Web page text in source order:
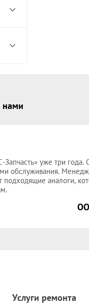
нами
уже три года.
обслуживания.
подходящие аналоги,
Услуги ремонта